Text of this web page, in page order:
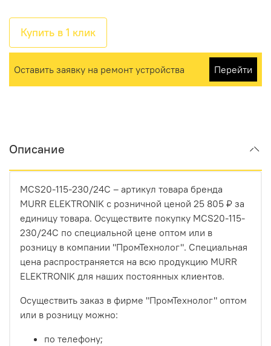
Купить в 1 клик
Оставить заявку на ремонт устройства Перейти
Описание
MCS20-115-230/24C – артикул товара бренда
MURR ELEKTRONIK с розничной ценой 25 805 ₽ за
единицу товара. Осуществите покупку MCS20-115-
230/24C по специальной цене оптом или в
розницу в компании "ПромТехнолог". Специальная
цена распространяется на всю продукцию MURR
ELEKTRONIK для наших постоянных клиентов.
Осуществить заказ в фирме "ПромТехнолог" оптом
или в розницу можно:
по телефону;